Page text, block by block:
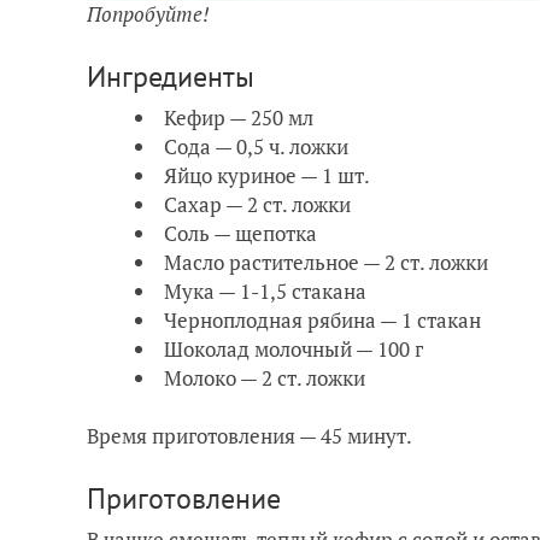
Попробуйте!
Ингредиенты
Кефир — 250 мл
Сода — 0,5 ч. ложки
Яйцо куриное — 1 шт.
Сахар — 2 ст. ложки
Соль — щепотка
Масло растительное — 2 ст. ложки
Мука — 1-1,5 стакана
Черноплодная рябина — 1 стакан
Шоколад молочный — 100 г
Молоко — 2 ст. ложки
Время приготовления — 45 минут.
Приготовление